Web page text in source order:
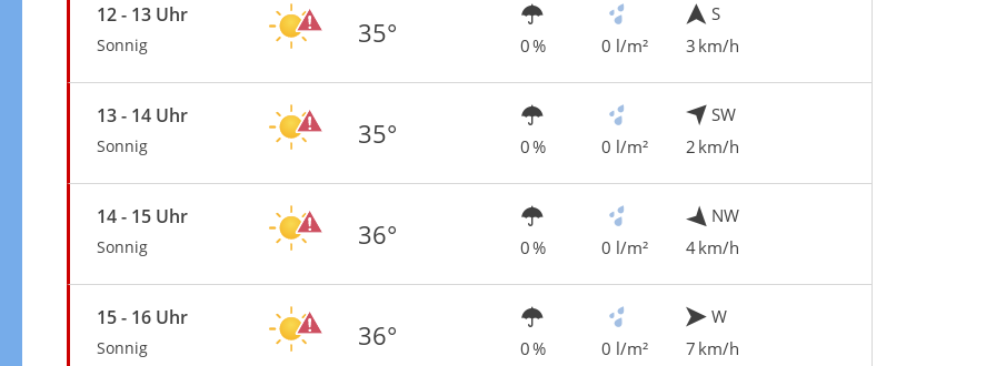
12 - 13 Uhr
Sonnig 35° 0 % 0 l/m²
S
3 km/h
13 - 14 Uhr
Sonnig 35° 0 % 0 l/m²
SW
2 km/h
14 - 15 Uhr
Sonnig 36° 0 % 0 l/m²
NW
4 km/h
15 - 16 Uhr
Sonnig 36° 0 % 0 l/m²
W
7 km/h